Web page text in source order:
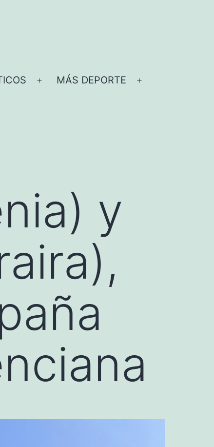
Abrir
MÁS DEPORTE
y